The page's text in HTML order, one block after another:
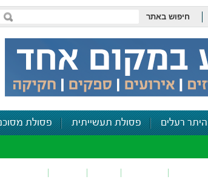
חיפוש באתר
היתר רעלים פסולת תעשייתית פסולת